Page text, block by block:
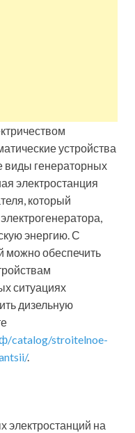
устройства
виды генераторных
электростанция
который
энергию. С
можно обеспечить
ситуациях
дизельную
catalog/stroitelnoe-
.
на